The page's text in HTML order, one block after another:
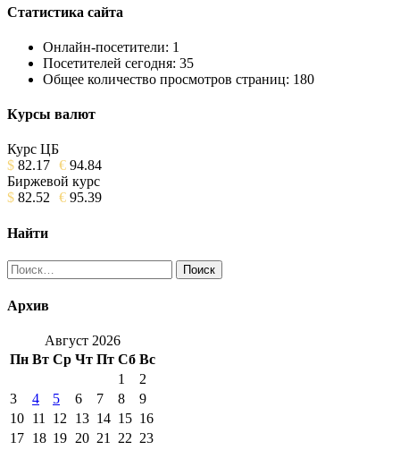
Статистика сайта
Онлайн-посетители: 1
Посетителей сегодня: 35
Общее количество просмотров страниц: 180
Курсы валют
Курс ЦБ
$ 82.17 € 94.84
Биржевой курс
$ 82.52 € 95.39
Найти
Найти:
Архив
Август 2026
Пн Вт Ср Чт Пт Сб Вс
1
2
3
4 5 6 7 8
9
10 11 12 13 14 15 16
17 18 19 20 21 22 23